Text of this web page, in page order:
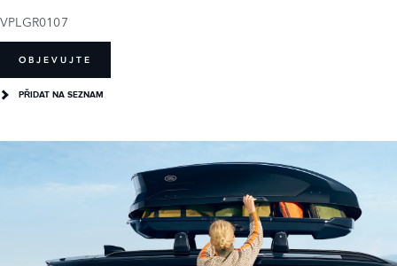
VPLGR0107
OBJEVUJTE
PŘIDAT NA SEZNAM